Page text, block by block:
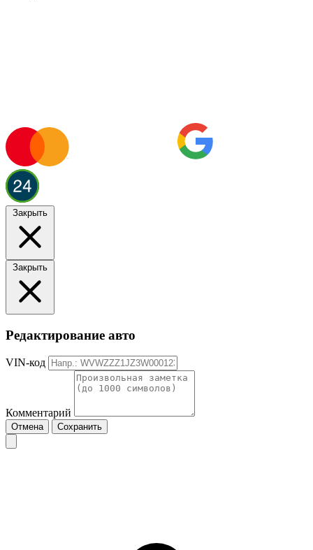
Закрыть
Закрыть
Редактирование авто
VIN-код
Комментарий
Отмена Сохранить